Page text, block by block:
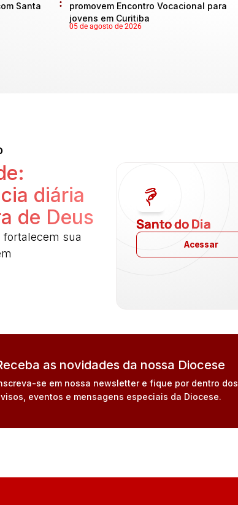
Santa
promovem Encontro Vocacional para
jovens em Curitiba
05 de agosto de 2026
diária
de Deus
fortalecem sua
Santo do Dia
Acessar
as novidades da nossa Diocese
se em nossa newsletter e fique por dentro dos
eventos e mensagens especiais da Diocese.